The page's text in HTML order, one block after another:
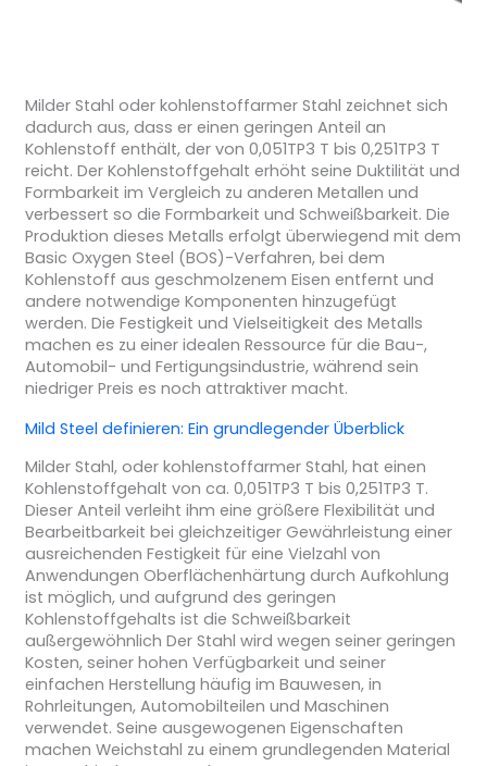
Milder Stahl oder kohlenstoffarmer Stahl zeichnet sich
dadurch aus, dass er einen geringen Anteil an
Kohlenstoff enthält, der von 0,051TP3 T bis 0,251TP3 T
reicht. Der Kohlenstoffgehalt erhöht seine Duktilität und
Formbarkeit im Vergleich zu anderen Metallen und
verbessert so die Formbarkeit und Schweißbarkeit. Die
Produktion dieses Metalls erfolgt überwiegend mit dem
Basic Oxygen Steel (BOS)-Verfahren, bei dem
Kohlenstoff aus geschmolzenem Eisen entfernt und
andere notwendige Komponenten hinzugefügt
werden. Die Festigkeit und Vielseitigkeit des Metalls
machen es zu einer idealen Ressource für die Bau-,
Automobil- und Fertigungsindustrie, während sein
niedriger Preis es noch attraktiver macht.
Mild Steel definieren: Ein grundlegender Überblick
Milder Stahl, oder kohlenstoffarmer Stahl, hat einen
Kohlenstoffgehalt von ca. 0,051TP3 T bis 0,251TP3 T.
Dieser Anteil verleiht ihm eine größere Flexibilität und
Bearbeitbarkeit bei gleichzeitiger Gewährleistung einer
ausreichenden Festigkeit für eine Vielzahl von
Anwendungen Oberflächenhärtung durch Aufkohlung
ist möglich, und aufgrund des geringen
Kohlenstoffgehalts ist die Schweißbarkeit
außergewöhnlich Der Stahl wird wegen seiner geringen
Kosten, seiner hohen Verfügbarkeit und seiner
einfachen Herstellung häufig im Bauwesen, in
Rohrleitungen, Automobilteilen und Maschinen
verwendet. Seine ausgewogenen Eigenschaften
machen Weichstahl zu einem grundlegenden Material